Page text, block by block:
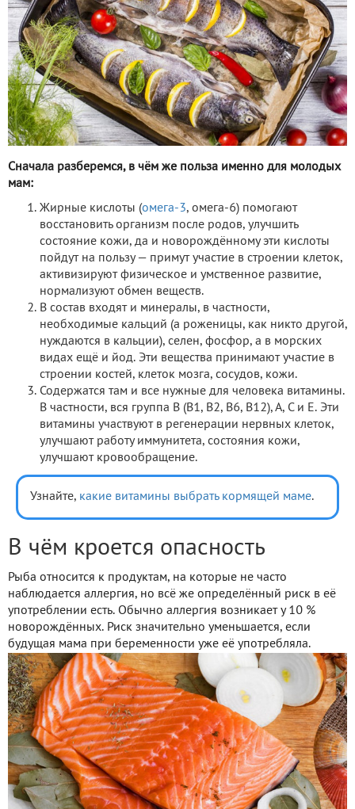
Сначала разберемся, в чём же польза именно для молодых
мам:
Жирные кислоты (омега-3, омега-6) помогают
восстановить организм после родов, улучшить
состояние кожи, да и новорождённому эти кислоты
пойдут на пользу — примут участие в строении клеток,
активизируют физическое и умственное развитие,
нормализуют обмен веществ.
В состав входят и минералы, в частности,
необходимые кальций (а роженицы, как никто другой,
нуждаются в кальции), селен, фосфор, а в морских
видах ещё и йод. Эти вещества принимают участие в
строении костей, клеток мозга, сосудов, кожи.
Содержатся там и все нужные для человека витамины.
В частности, вся группа В (В1, В2, В6, В12), А, С и Е. Эти
витамины участвуют в регенерации нервных клеток,
улучшают работу иммунитета, состояния кожи,
улучшают кровообращение.
Узнайте, какие витамины выбрать кормящей маме.
В чём кроется опасность
Рыба относится к продуктам, на которые не часто
наблюдается аллергия, но всё же определённый риск в её
употреблении есть. Обычно аллергия возникает у 10 %
новорождённых. Риск значительно уменьшается, если
будущая мама при беременности уже её употребляла.